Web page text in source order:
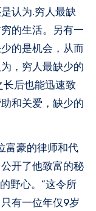
认为.穷人最缺
的生活。另有一
的是机会，从而
，穷人最缺少的
长后也能迅速致
和关爱，缺少的
富豪的律师和代
开了他致富的秘
野心。”这令所
有一位年仅9岁